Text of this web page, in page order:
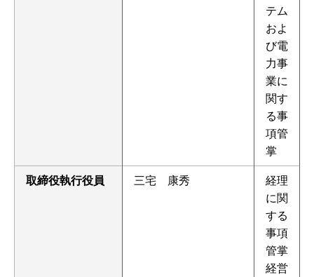
テム
およ
び電
力事
業に
関す
る事
項管
掌
取締役執行役員 三宅 康秀
経理
に関
する
事項
管掌
経営